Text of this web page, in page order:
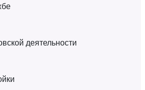
деятельности